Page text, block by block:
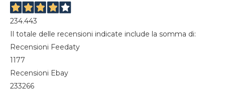
234.443
Il totale delle recensioni indicate include la somma di:
Recensioni Feedaty
1177
Recensioni Ebay
233266